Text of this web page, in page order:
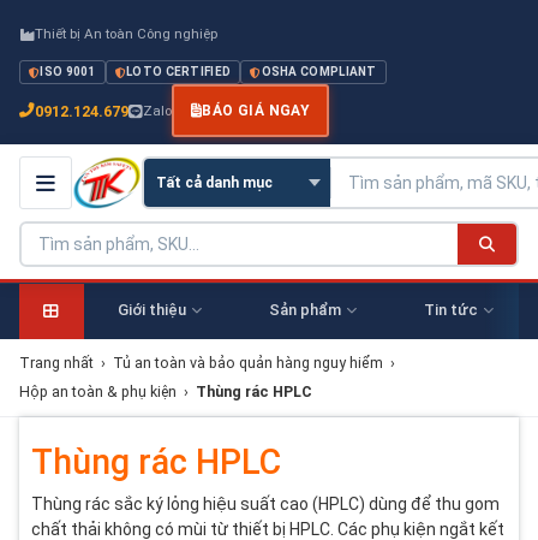
Thiết bị An toàn Công nghiệp
ISO 9001 LOTO CERTIFIED OSHA COMPLIANT
0912.124.679 Zalo BÁO GIÁ NGAY
Giới thiệu Sản phẩm Tin tức
Trang nhất › Tủ an toàn và bảo quản hàng nguy hiểm ›
Hộp an toàn & phụ kiện › Thùng rác HPLC
Thùng rác HPLC
Thùng rác sắc ký lỏng hiệu suất cao (HPLC) dùng để thu gom
chất thải không có mùi từ thiết bị HPLC. Các phụ kiện ngắt kết